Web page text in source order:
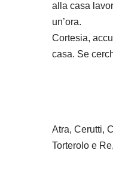
alla casa
un’ora.
Cortesia,
casa. Se
Atra, Cerutti,
Torterolo e